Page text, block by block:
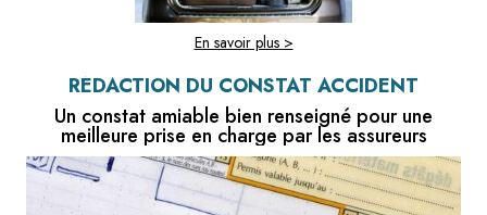
En savoir plus >
RÉDACTION DU CONSTAT ACCIDENT
Un constat amiable bien renseigné pour une
meilleure prise en charge par les assureurs